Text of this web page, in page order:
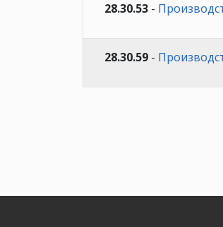
28.30.53 -
28.30.59 -